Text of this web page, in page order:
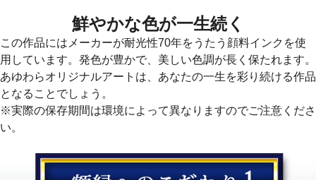
鮮やかな色が一生続く
この作品にはメーカーが耐光性70年をうたう顔料インクを使
用しています。発色が豊かで、美しい色調が長く保たれます。
あゆわらオリジナルアートは、あなたの一生を彩り続ける作品
となることでしょう。
※実際の保存期間は環境によって異なりますのでご注意くださ
い。